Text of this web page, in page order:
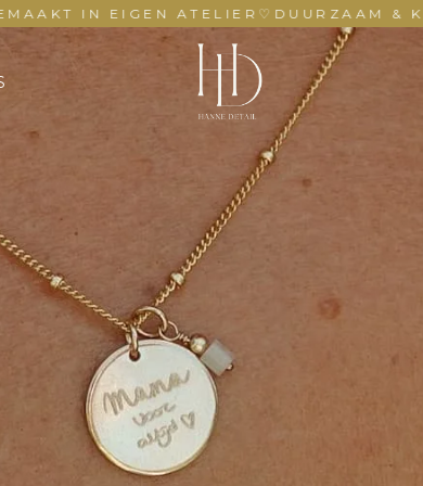
IN EIGEN ATELIER ♡DUURZAAM &